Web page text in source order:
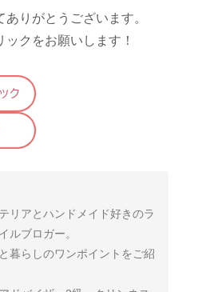
りがとうございます。
クをお願いします！
リアとハンドメイド好きのラ
ルブロガー。
暮らしのワンポイントをご紹